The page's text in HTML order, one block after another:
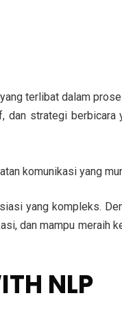
terlibat dalam
dan strategi
komunikasi yang
yang kompleks.
dan mampu meraih
NLP